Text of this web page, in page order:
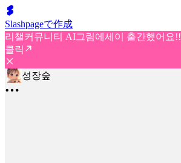
Slashpageで作成
리챌커뮤니티 AI그림에세이 출간했어요!!
클릭
성장숲